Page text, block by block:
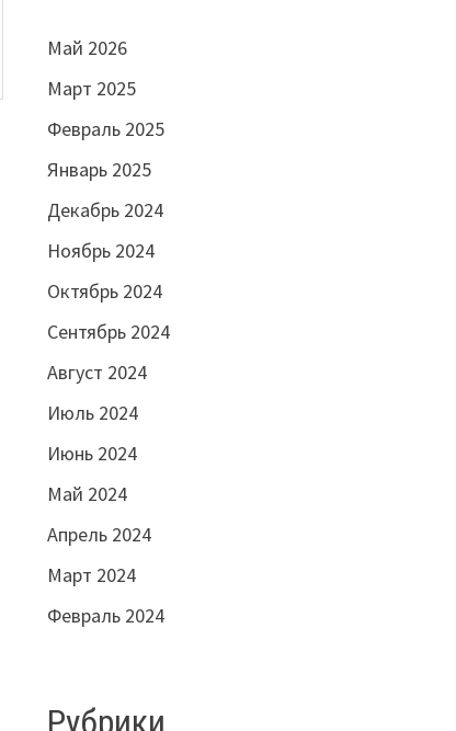
Май 2026
Март 2025
Февраль 2025
Январь 2025
Декабрь 2024
Ноябрь 2024
Октябрь 2024
Сентябрь 2024
Август 2024
Июль 2024
Июнь 2024
Май 2024
Апрель 2024
Март 2024
Февраль 2024
Рубрики